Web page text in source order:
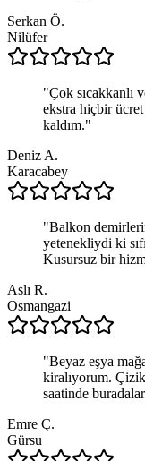
Serkan Ö.
Nilüfer
"Çok sıcakkanlı
ekstra hiçbir
kaldım."
Deniz A.
Karacabey
"Balkon
yetenekliydi ki
Kusursuz bir
Aslı R.
Osmangazi
"Beyaz eşya
kiralıyorum.
saatinde
Emre Ç.
Gürsu